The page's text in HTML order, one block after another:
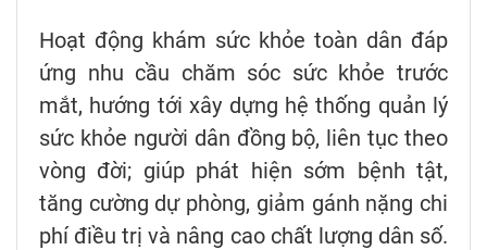
Hoạt động khám sức khỏe toàn dân đáp
ứng nhu cầu chăm sóc sức khỏe trước
mắt, hướng tới xây dựng hệ thống quản lý
sức khỏe người dân đồng bộ, liên tục theo
vòng đời; giúp phát hiện sớm bệnh tật,
tăng cường dự phòng, giảm gánh nặng chi
phí điều trị và nâng cao chất lượng dân số.